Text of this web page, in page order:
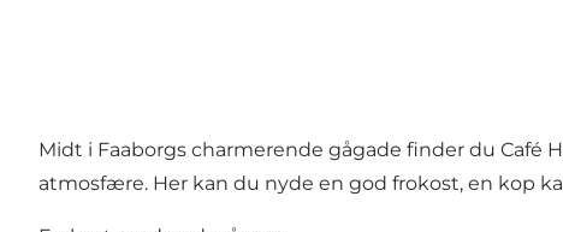
Midt i Faaborgs charmerende gågade finder du Café
atmosfære. Her kan du nyde en god frokost, en kop